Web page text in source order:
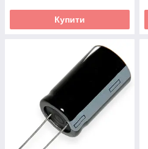
Купити